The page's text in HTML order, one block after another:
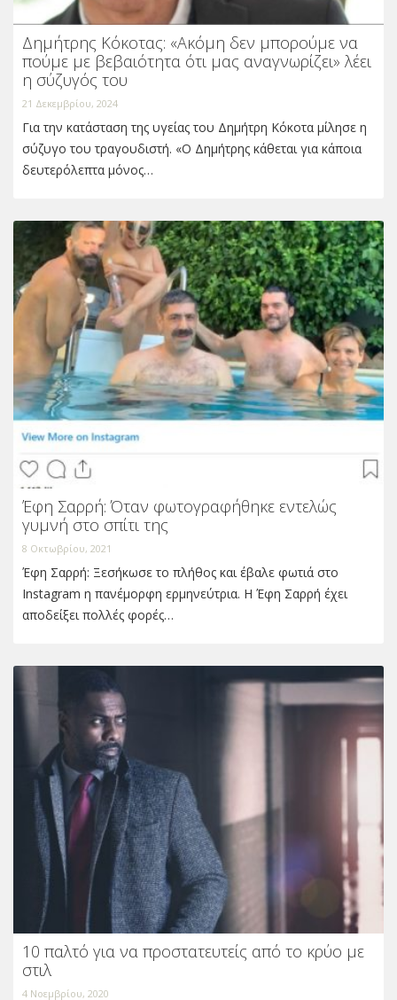
Δημήτρης Κόκοτας: «Ακόμη δεν μπορούμε να
πούμε με βεβαιότητα ότι μας αναγνωρίζει» λέει
η σύζυγός του
21 Δεκεμβρίου, 2024
Για την κατάσταση της υγείας του Δημήτρη Κόκοτα μίλησε η
σύζυγο του τραγουδιστή. «Ο Δημήτρης κάθεται για κάποια
δευτερόλεπτα μόνος…
Έφη Σαρρή: Όταν φωτογραφήθηκε εντελώς
γυμνή στο σπίτι της
8 Οκτωβρίου, 2021
Έφη Σαρρή: Ξεσήκωσε το πλήθος και έβαλε φωτιά στο
Instagram η πανέμορφη ερμηνεύτρια. Η Έφη Σαρρή έχει
αποδείξει πολλές φορές…
10 παλτό για να προστατευτείς από το κρύο με
στιλ
4 Νοεμβρίου, 2020